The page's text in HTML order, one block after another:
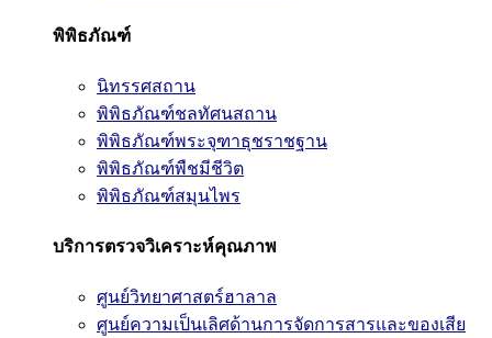
พิพิธภัณฑ์
นิทรรศสถาน
พิพิธภัณฑ์ชลทัศนสถาน
พิพิธภัณฑ์พระจุฑาธุชราชฐาน
พิพิธภัณฑ์พืชมีชีวิต
พิพิธภัณฑ์สมุนไพร
บริการตรวจวิเคราะห์คุณภาพ
ศูนย์วิทยาศาสตร์ฮาลาล
ศูนย์ความเป็นเลิศด้านการจัดการสารและของเสีย